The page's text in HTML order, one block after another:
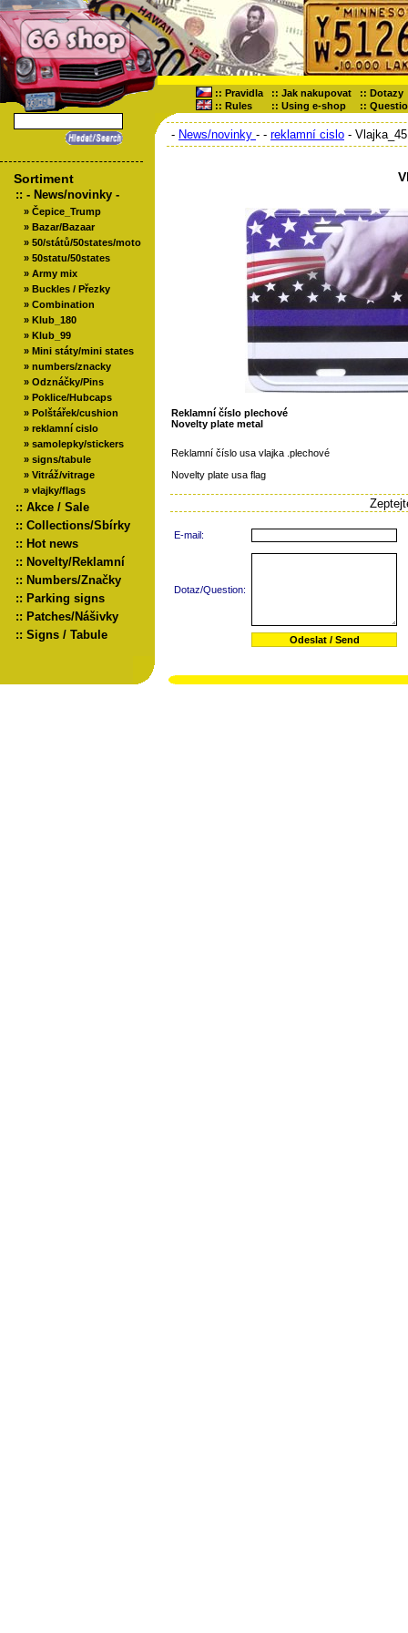
:: Pravidla :: Jak nakupovat :: Dotazy
:: Rules :: Using e-shop ::
Sortiment
:: - News/novinky -
» Čepice_Trump
» Bazar/Bazaar
» 50/států/50states/moto
» 50statu/50states
» Army mix
» Buckles / Přezky
» Combination
» Klub_180
» Klub_99
» Mini státy/mini states
» numbers/znacky
» Odznáčky/Pins
» Poklice/Hubcaps
» Polštářek/cushion
» reklamní cislo
» samolepky/stickers
» signs/tabule
» Vitráž/vitrage
» vlajky/flags
:: Akce / Sale
:: Collections/Sbírky
:: Hot news
:: Novelty/Reklamní
:: Numbers/Značky
:: Parking signs
:: Patches/Nášivky
:: Signs / Tabule
- News/novinky - - reklamní cislo - Vlajka_45
Reklamní číslo plechové
Novelty plate metal
Reklamní číslo usa vlajka .plechové
Novelty plate usa flag
E-mail:
Dotaz/Question: